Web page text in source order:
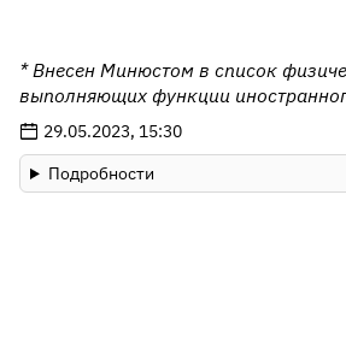
* Внесен Минюстом в список
выполняющих функции
29.05.2023, 15:30
Подробности